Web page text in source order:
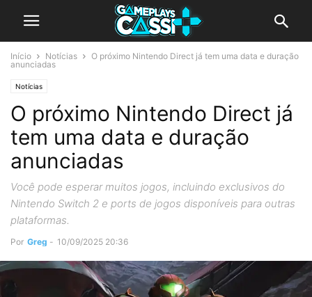
Início Notícias
O próximo Nintendo Direct já tem uma data e duração
anunciadas
Notícias
O próximo Nintendo Direct já
tem uma data e duração
anunciadas
Você pode esperar muitos jogos, incluindo exclusivos do
Nintendo Switch 2 e ports de jogos disponíveis para outras
plataformas.
Por Greg - 10/09/2025 20:36